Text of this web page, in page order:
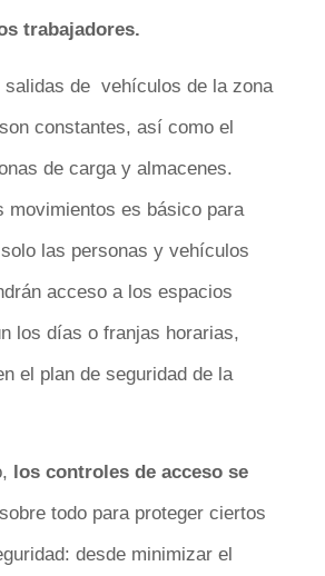
trabajadores.
salidas de vehículos de la zona
constantes, así como el
de carga y almacenes.
movimientos es básico para
las personas y vehículos
acceso a los espacios
los días o franjas horarias,
el plan de seguridad de la
los controles de acceso se
todo para proteger ciertos
desde minimizar el